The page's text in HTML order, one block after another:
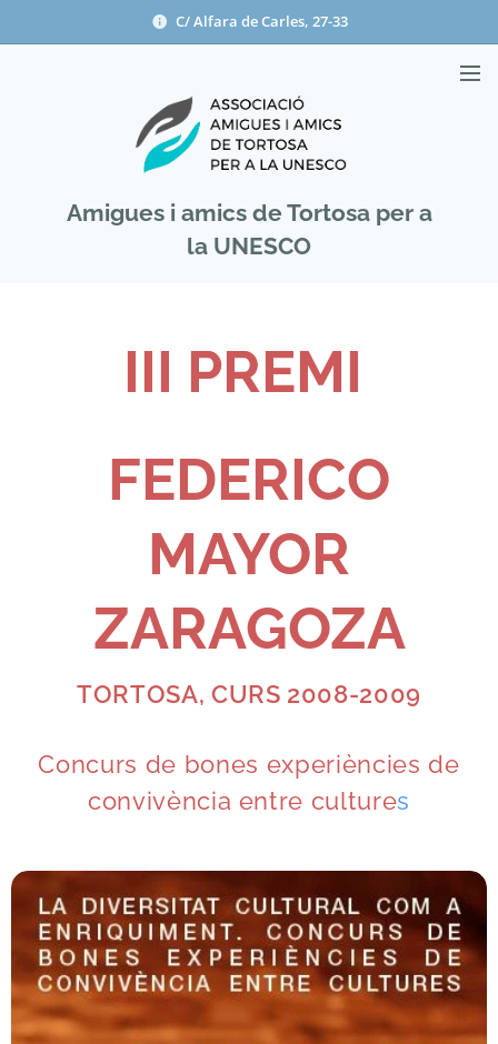
C/ Alfara de Carles, 27-33
Amigues i amics de Tortosa per a
la UNESCO
III PREMI
FEDERICO
MAYOR
ZARAGOZA
TORTOSA, CURS 2008-2009
Concurs de bones experiències de
convivència entre cultures